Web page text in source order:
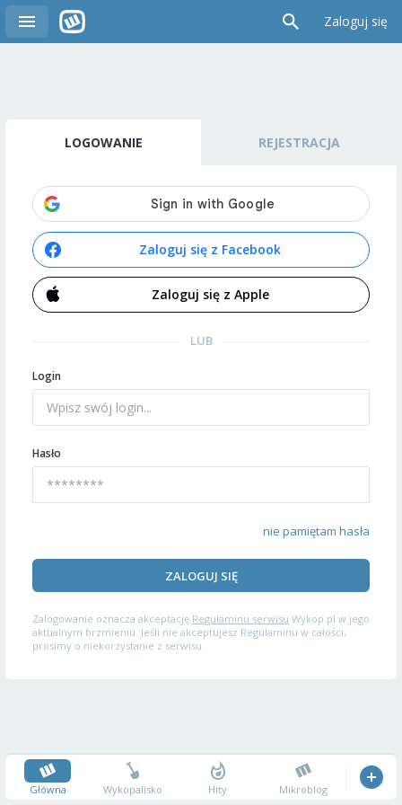
Zaloguj się
LOGOWANIE REJESTRACJA
Zaloguj się z Facebook
Zaloguj się z Apple
LUB
Login
Hasło
nie pamiętam hasła
ZALOGUJ SIĘ
Zalogowanie oznacza akceptację Regulaminu serwisu Wykop.pl w jego
aktualnym brzmieniu. Jeśli nie akceptujesz Regulaminu w całości,
prosimy o niekorzystanie z serwisu.
Główna Wykopalisko Hity Mikroblog